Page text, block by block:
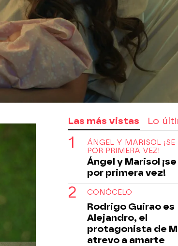
que
ha
Y
que
Las más vistas Lo
ÁNGEL Y MARISOL ¡SE
POR PRIMERA VEZ!
Ángel y Marisol
por primera vez!
CONÓCELO
Rodrigo Guirao es
Alejandro, el
protagonista de
atrevo a amarte